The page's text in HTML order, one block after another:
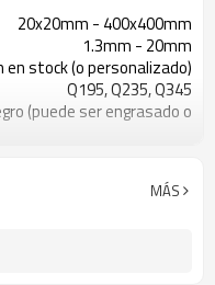
20x20mm - 400x400mm
1.3mm - 20mm
en stock (o personalizado)
Q195, Q235, Q345
(puede ser engrasado o
exportación
ASTM A53 Gr. A B C
MÁS